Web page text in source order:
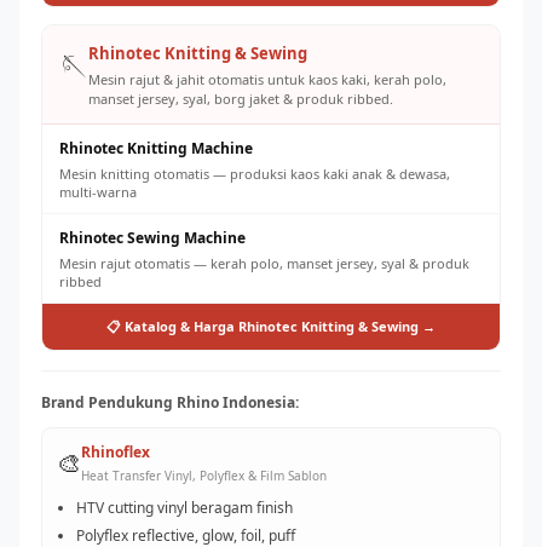
🪡Rhinotec Knitting & Sewing
Mesin rajut & jahit otomatis untuk kaos kaki, kerah polo,
manset jersey, syal, borg jaket & produk ribbed.
Rhinotec Knitting Machine
Mesin knitting otomatis — produksi kaos kaki anak & dewasa,
multi-warna
Rhinotec Sewing Machine
Mesin rajut otomatis — kerah polo, manset jersey, syal & produk
ribbed
📋 Katalog & Harga Rhinotec Knitting & Sewing →
Brand Pendukung Rhino Indonesia:
🎨Rhinoflex
Heat Transfer Vinyl, Polyflex & Film Sablon
HTV cutting vinyl beragam finish
Polyflex reflective, glow, foil, puff